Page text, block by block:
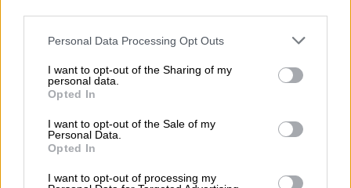
Personal Data Processing Opt Outs
I want to opt-out of the Sharing of my
personal data.
Opted In
I want to opt-out of the Sale of my
Personal Data.
Opted In
I want to opt-out of processing my
Ομαδικά Ασφαλιστικά προϊόντα Επαγγελματικής
ασφαλιστές
07.08.2026 - 09:23
CrediaBank: Οικονομικά Αποτελέσματα A’ Εξαμήνου 2026 -
Υψηλοί ρυθμοί ανάπτυξης και νέα ρεκόρ επιδόσεων